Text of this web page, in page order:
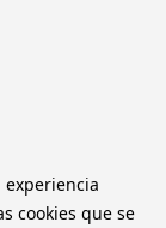
experiencia
cookies que se